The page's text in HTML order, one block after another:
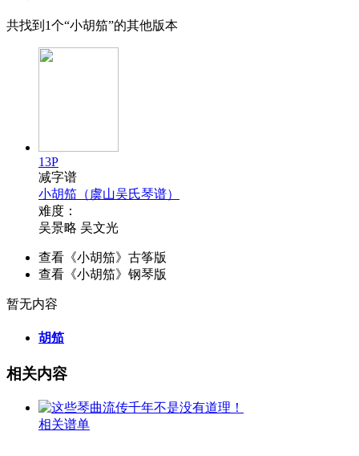
共找到 1个“小胡笳”的其他版本
13P
减字谱
小胡笳（虞山吴氏琴谱）
难度：
吴景略 吴文光
查看《小胡笳》古筝版
查看《小胡笳》钢琴版
暂无内容
胡笳
相关内容
相关谱单